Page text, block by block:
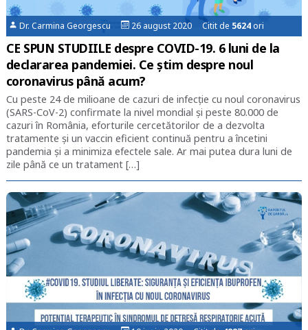
Dr. Carmina Georgescu 26 august 2020 Citit de 5624ori
CE SPUN STUDIILE despre COVID-19. 6 luni de la
declararea pandemiei. Ce știm despre noul
coronavirus până acum?
Cu peste 24 de milioane de cazuri de infecție cu noul coronavirus
(SARS-CoV-2) confirmate la nivel mondial și peste 80.000 de
cazuri în România, eforturile cercetătorilor de a dezvolta
tratamente și un vaccin eficient continuă pentru a încetini
pandemia și a minimiza efectele sale. Ar mai putea dura luni de
zile până ce un tratament […]